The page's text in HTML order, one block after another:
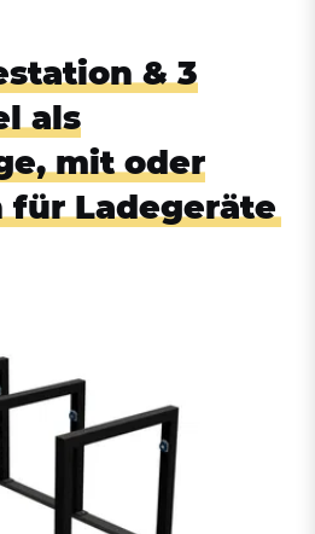
& 3
als
mit oder
für Ladegeräte